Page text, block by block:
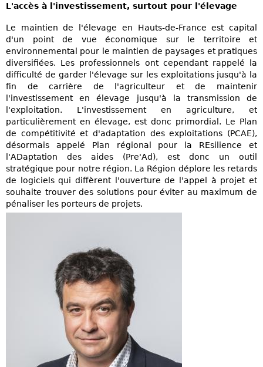
L'accès à l'investissement, surtout pour l'élevage
Le maintien de l'élevage en Hauts-de-France est capital
d'un point de vue économique sur le territoire et
environnemental pour le maintien de paysages et pratiques
diversifiées. Les professionnels ont cependant rappelé la
difficulté de garder l'élevage sur les exploitations jusqu'à la
fin de carrière de l'agriculteur et de maintenir
l'investissement en élevage jusqu'à la transmission de
l'exploitation. L'investissement en agriculture, et
particulièrement en élevage, est donc primordial. Le Plan
de compétitivité et d'adaptation des exploitations (PCAE),
désormais appelé Plan régional pour la REsilience et
l'ADaptation des aides (Pre'Ad), est donc un outil
stratégique pour notre région. La Région déplore les retards
de logiciels qui diffèrent l'ouverture de l'appel à projet et
souhaite trouver des solutions pour éviter au maximum de
pénaliser les porteurs de projets.